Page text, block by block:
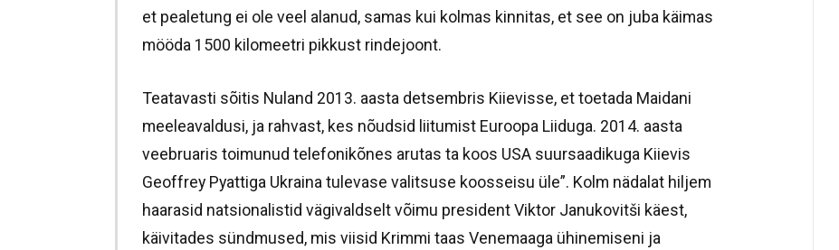
et pealetung ei ole veel alanud, samas kui kolmas kinnitas, et see on juba käimas
mööda 1500 kilomeetri pikkust rindejoont.
Teatavasti sõitis Nuland 2013. aasta detsembris Kiievisse, et toetada Maidani
meeleavaldusi, ja rahvast, kes nõudsid liitumist Euroopa Liiduga. 2014. aasta
veebruaris toimunud telefonikõnes arutas ta koos USA suursaadikuga Kiievis
Geoffrey Pyattiga Ukraina tulevase valitsuse koosseisu üle”. Kolm nädalat hiljem
haarasid natsionalistid vägivaldselt võimu president Viktor Janukovitši käest,
käivitades sündmused, mis viisid Krimmi taas Venemaaga ühinemiseni ja